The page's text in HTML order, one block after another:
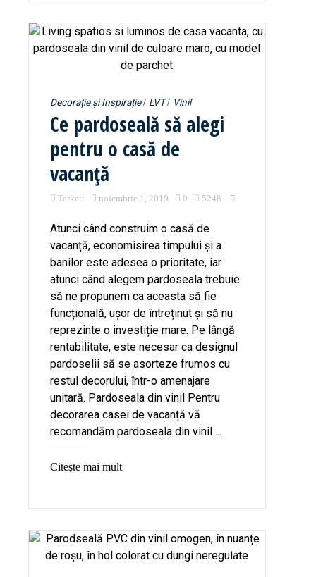
Decorație și Inspirație LVT Vinil
Ce pardoseală să alegi
pentru o casă de
vacanță
Tarkett noiembrie 1, 2019 0 5248
Atunci când construim o casă de
vacanță, economisirea timpului și a
banilor este adesea o prioritate, iar
atunci când alegem pardoseala trebuie
să ne propunem ca aceasta să fie
funcțională, ușor de întreținut și să nu
reprezinte o investiție mare. Pe lângă
rentabilitate, este necesar ca designul
pardoselii să se asorteze frumos cu
restul decorului, într-o amenajare
unitară. Pardoseala din vinil Pentru
decorarea casei de vacanță vă
recomandăm pardoseala din vinil ...
Citește mai mult